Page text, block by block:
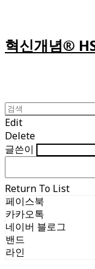
혁신개념®
Edit
Delete
글쓴이
Return To List
페이스북
카카오톡
네이버 블로그
밴드
라인